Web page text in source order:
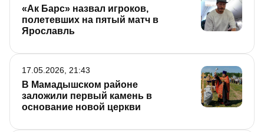
«Ак Барс» назвал игроков,
полетевших на пятый матч в
Ярославль
В Мамадышском районе
заложили первый камень в
основание новой церкви
17.05.2026, 21:43